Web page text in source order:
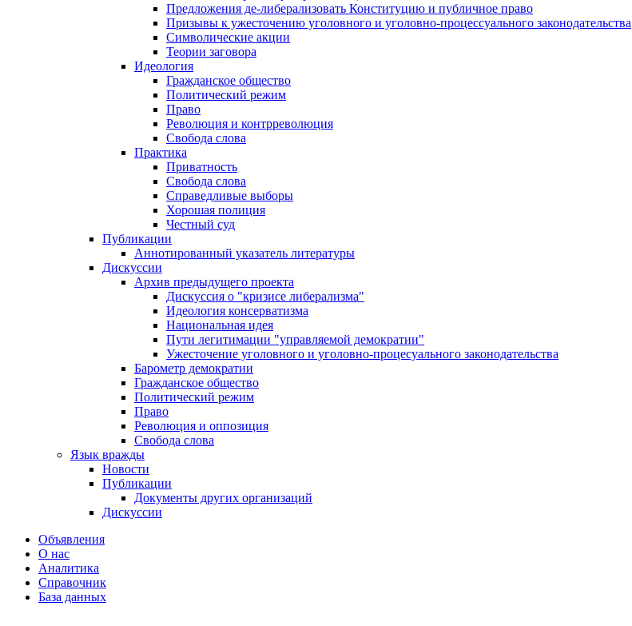
Предложения де-либерализовать Конституцию и публичное право
Призывы к ужесточению уголовного и уголовно-процессуального законодательства
Символические акции
Теории заговора
Идеология
Гражданское общество
Политический режим
Право
Революция и контрреволюция
Свобода слова
Практика
Приватность
Свобода слова
Справедливые выборы
Хорошая полиция
Честный суд
Публикации
Аннотированный указатель литературы
Дискуссии
Архив предыдущего проекта
Дискуссия о "кризисе либерализма"
Идеология консерватизма
Национальная идея
Пути легитимации "управляемой демократии"
Ужесточение уголовного и уголовно-процесуального законодательства
Барометр демократии
Гражданское общество
Политический режим
Право
Революция и оппозиция
Свобода слова
Язык вражды
Новости
Публикации
Документы других организаций
Дискуссии
Объявления
О нас
Аналитика
Справочник
База данных